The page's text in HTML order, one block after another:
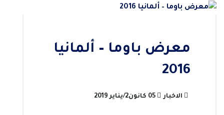
معرض باوما – ألمانيا
2016
الاخبار 05 كانون2/يناير 2019